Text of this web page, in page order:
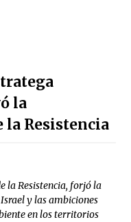
la
la Resistencia
la Resistencia, forjó la
y las ambiciones
en los territorios